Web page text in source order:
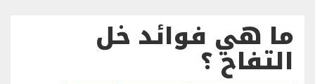
ما هي فوائد خل
التفاح ؟